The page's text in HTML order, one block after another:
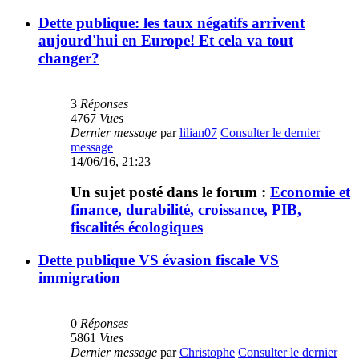
Dette publique: les taux négatifs arrivent
aujourd'hui en Europe! Et cela va tout
changer?
3 Réponses
4767 Vues
Dernier message parlilian07 Consulter le dernier
message
14/06/16, 21:23
Un sujet posté dans le forum : Economie et
finance, durabilité, croissance, PIB,
fiscalités écologiques
Dette publique VS évasion fiscale VS
immigration
0 Réponses
5861 Vues
Dernier message parChristophe Consulter le dernier